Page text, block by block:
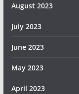
August 2023
July 2023
June 2023
May 2023
April 2023